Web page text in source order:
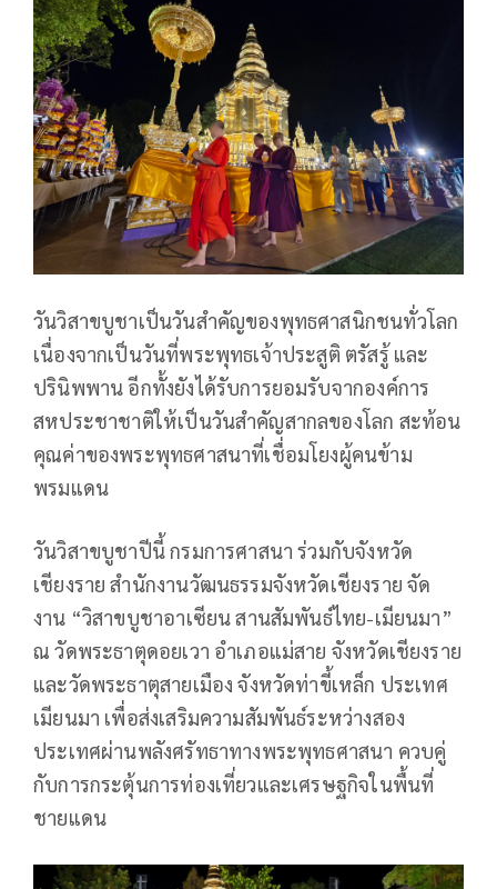
วันวิสาขบูชาเป็นวันสำคัญของพุทธศาสนิกชนทั่วโลก
เนื่องจากเป็นวันที่พระพุทธเจ้าประสูติ ตรัสรู้ และ
ปรินิพพาน อีกทั้งยังได้รับการยอมรับจากองค์การ
สหประชาชาติให้เป็นวันสำคัญสากลของโลก สะท้อน
คุณค่าของพระพุทธศาสนาที่เชื่อมโยงผู้คนข้าม
พรมแดน
วันวิสาขบูชาปีนี้ กรมการศาสนา ร่วมกับจังหวัด
เชียงราย สำนักงานวัฒนธรรมจังหวัดเชียงราย จัด
งาน “วิสาขบูชาอาเซียน สานสัมพันธ์ไทย-เมียนมา”
ณ วัดพระธาตุดอยเวา อำเภอแม่สาย จังหวัดเชียงราย
และวัดพระธาตุสายเมือง จังหวัดท่าขี้เหล็ก ประเทศ
เมียนมา เพื่อส่งเสริมความสัมพันธ์ระหว่างสอง
ประเทศผ่านพลังศรัทธาทางพระพุทธศาสนา ควบคู่
กับการกระตุ้นการท่องเที่ยวและเศรษฐกิจในพื้นที่
ชายแดน